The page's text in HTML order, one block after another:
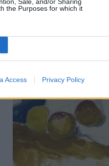
the Purposes for which it
Access Privacy Policy